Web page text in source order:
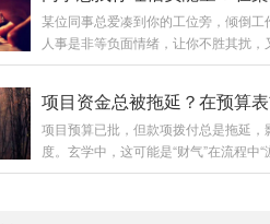
选择一张你用于职业社交平台（如领英
群）的头像照片。使用最简单的图片编
（甚至手机自带功能），在头像照片中
色深于背景、形状类似山峦或图书馆书
虚化阴影。阴影必须非常淡、非常自然
仔细看根...
某位同事总爱凑到你的工位旁，倾倒工
人事是非等负面情绪，让你不胜其扰，
接拒绝。玄学中，这是一种“口舌煞”和“
征性地处理这些能量。❶ “吸音贝”的选
枚天然、完整、内壁光滑的较大海螺壳
（如鹦鹉螺、大法螺，工艺品店或海边
贝壳在玄学中有“收纳”、“转化”和“隔绝
项目预算已批，但款项拨付总是拖延，
度。玄学中，这可能是“财气”在流程中“
塞”或“被截”。需要在代表“钱”的预算文